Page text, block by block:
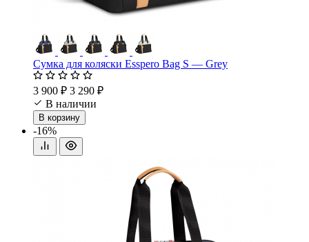
Сумка для коляски Esspero Bag S — Grey
3 900 ₽ 3 290 ₽
В наличии
В корзину
-16%